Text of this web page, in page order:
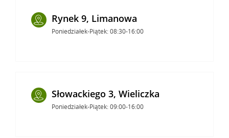
Rynek 9, Limanowa
Poniedziałek-Piątek: 08:30-16:00
Słowackiego 3, Wieliczka
Poniedziałek-Piątek: 09:00-16:00